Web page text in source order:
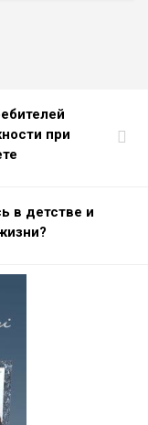
при
в детстве и